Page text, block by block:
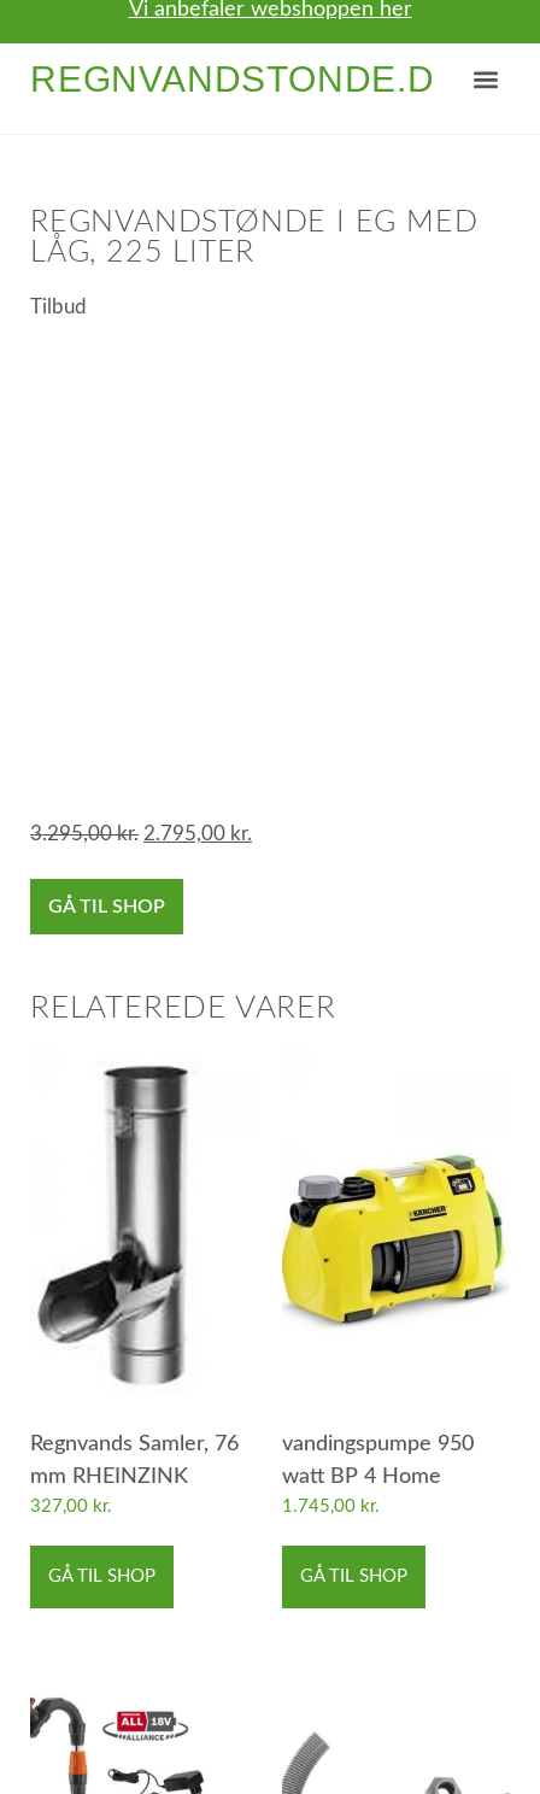
Vi anbefaler webshoppen her
REGNVANDSTONDE.DK
REGNVANDSTØNDE I EG MED
LÅG, 225 LITER
Tilbud
3.295,00kr. 2.795,00 kr.
GÅ TIL SHOP
RELATEREDE VARER
Regnvands Samler, 76
mm RHEINZINK
327,00 kr.
GÅ TIL SHOP
vandingspumpe 950
watt BP 4 Home
1.745,00 kr.
GÅ TIL SHOP